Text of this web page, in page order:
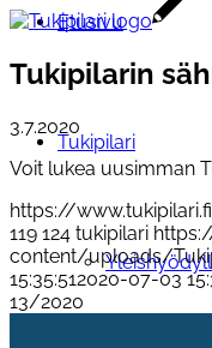
Etusivu
Tukipilari
Tukipilarin
3.7.2020
Voit lukea uusimman
https://
119 124 tukipilari
content/uploads/
15:35:512020-07-03
13/2020